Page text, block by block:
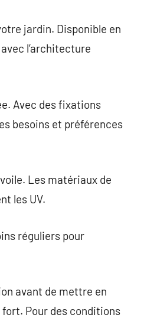
jardin. Disponible en
l’architecture
Avec des fixations
besoins et préférences
Les matériaux de
les UV.
réguliers pour
avant de mettre en
Pour des conditions